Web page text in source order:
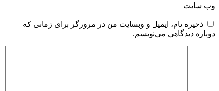
وب‌ سایت
ذخیره نام، ایمیل و وبسایت من در مرورگر برای زمانی که
دوباره دیدگاهی می‌نویسم.